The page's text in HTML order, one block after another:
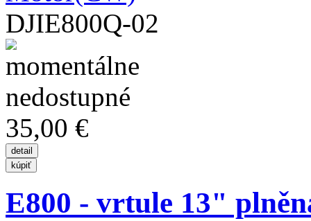
DJIE800Q-02
35,00 €
E800 - vrtule 13"